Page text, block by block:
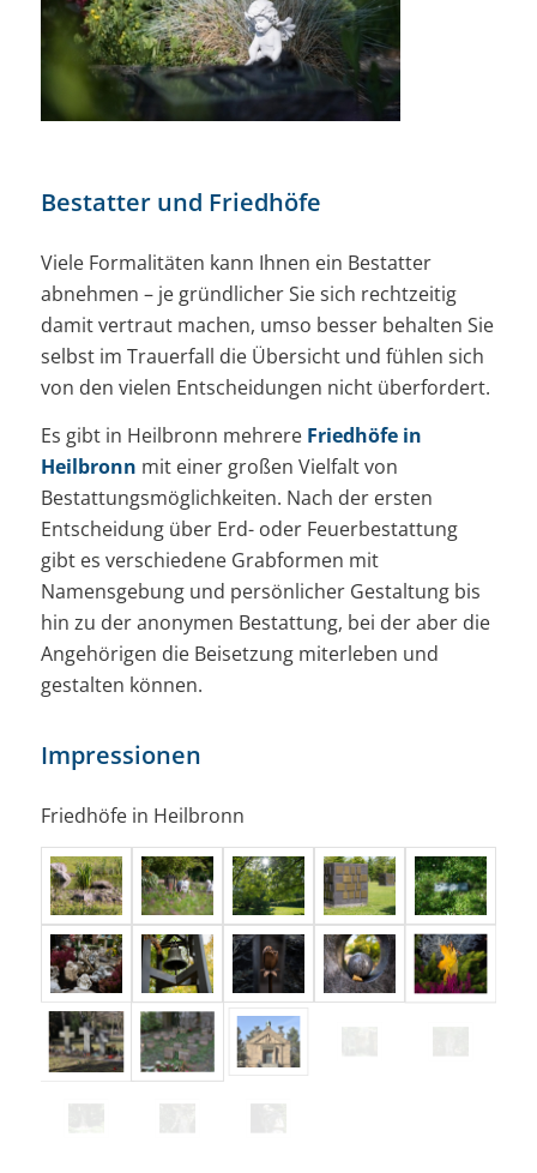
Bestatter und Friedhöfe
Viele Formalitäten kann Ihnen ein Bestatter
abnehmen – je gründlicher Sie sich rechtzeitig
damit vertraut machen, umso besser behalten Sie
selbst im Trauerfall die Übersicht und fühlen sich
von den vielen Entscheidungen nicht überfordert.
Es gibt in Heilbronn mehrere Friedhöfe in
Heilbronn mit einer großen Vielfalt von
Bestattungsmöglichkeiten. Nach der ersten
Entscheidung über Erd- oder Feuerbestattung
gibt es verschiedene Grabformen mit
Namensgebung und persönlicher Gestaltung bis
hin zu der anonymen Bestattung, bei der aber die
Angehörigen die Beisetzung miterleben und
gestalten können.
Impressionen
Friedhöfe in Heilbronn